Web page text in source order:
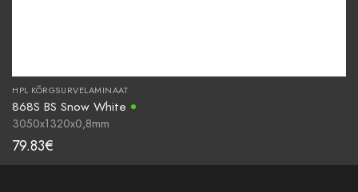
HPL KÕRGSURVELAMINAAT
868S BS Snow White
3050x1320x0,8mm
79.83€